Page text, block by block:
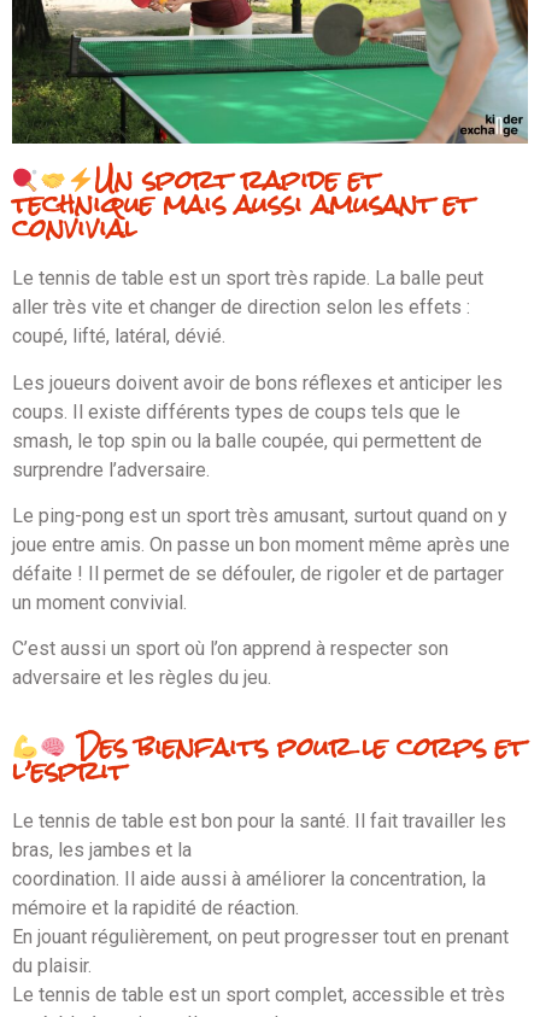
Un sport rapide et
technique mais aussi amusant et
convivial
Le tennis de table est un sport très rapide. La balle peut
aller très vite et changer de direction selon les effets :
coupé, lifté, latéral, dévié.
Les joueurs doivent avoir de bons réflexes et anticiper les
coups. Il existe différents types de coups tels que le
smash, le top spin ou la balle coupée, qui permettent de
surprendre l’adversaire.
Le ping-pong est un sport très amusant, surtout quand on y
joue entre amis. On passe un bon moment même après une
défaite ! Il permet de se défouler, de rigoler et de partager
un moment convivial.
C’est aussi un sport où l’on apprend à respecter son
adversaire et les règles du jeu.
Des bienfaits pour le corps et
l’esprit
Le tennis de table est bon pour la santé. Il fait travailler les
bras, les jambes et la
coordination. Il aide aussi à améliorer la concentration, la
mémoire et la rapidité de réaction.
En jouant régulièrement, on peut progresser tout en prenant
du plaisir.
Le tennis de table est un sport complet, accessible et très